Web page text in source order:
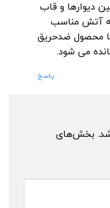
دیوارها و قاب
آتش مناسب
محصول ضدحریق
می شود.
پاسخ
بخش‌های